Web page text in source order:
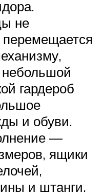
не
гардероб
и обуви.
—
ящики
и штанги.